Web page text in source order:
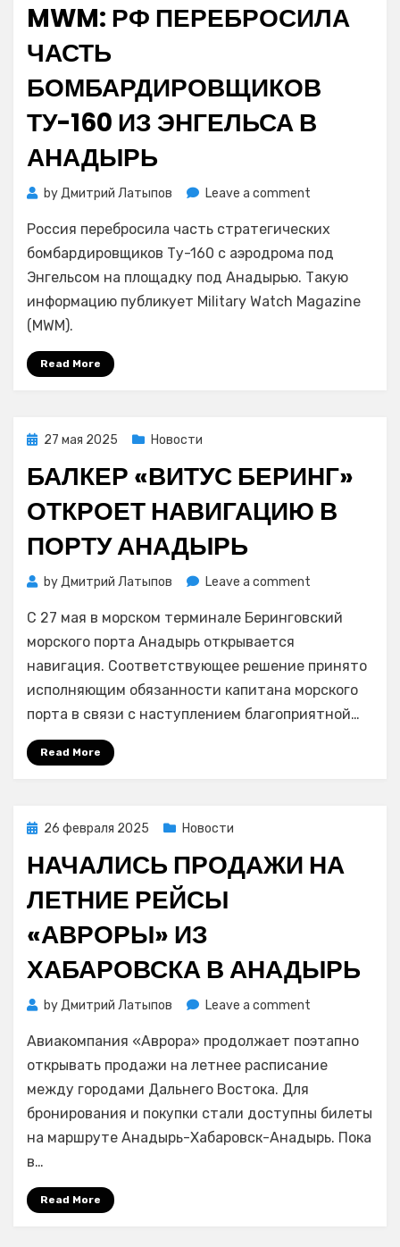
MWM: РФ ПЕРЕБРОСИЛА
ЧАСТЬ
БОМБАРДИРОВЩИКОВ
ТУ-160 ИЗ ЭНГЕЛЬСА В
АНАДЫРЬ
byДмитрий Латыпов Leave a comment
РФ
перебросила
часть
Ту-160
Россия перебросила часть стратегических
бомбардировщиков Ту-160 с аэродрома под
Энгельсом на площадку под Анадырью. Такую
информацию публикует Military Watch Magazine
(MWM).
Read More
Posted
27 мая 2025 Новости
БАЛКЕР «ВИТУС БЕРИНГ»
ОТКРОЕТ НАВИГАЦИЮ В
ПОРТУ АНАДЫРЬ
byДмитрий Латыпов Leave a comment
«Витус
откроет
в
порту
С 27 мая в морском терминале Беринговский
морского порта Анадырь открывается
навигация. Соответствующее решение принято
исполняющим обязанности капитана морского
порта в связи с наступлением благоприятной…
Read More
Posted
26 февраля 2025 Новости
НАЧАЛИСЬ ПРОДАЖИ НА
ЛЕТНИЕ РЕЙСЫ
«АВРОРЫ» ИЗ
ХАБАРОВСКА В АНАДЫРЬ
byДмитрий Латыпов Leave a comment
продажи
на
«Авроры»
из
Авиакомпания «Аврора» продолжает поэтапно
открывать продажи на летнее расписание
между городами Дальнего Востока. Для
бронирования и покупки стали доступны билеты
на маршруте Анадырь-Хабаровск-Анадырь. Пока
в…
Read More